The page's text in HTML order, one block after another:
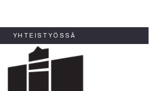
YHTEISTYÖSSÄ